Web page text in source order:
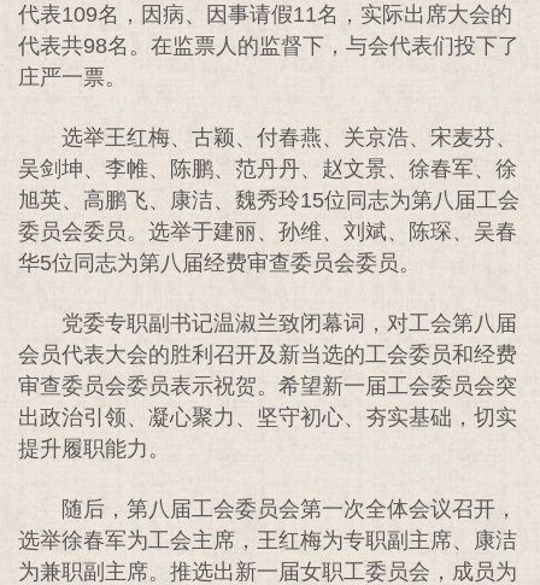
代表109名，因病、因事请假11名，实际出席大会的
代表共98名。在监票人的监督下，与会代表们投下了
庄严一票。
选举王红梅、古颖、付春燕、关京浩、宋麦芬、
吴剑坤、李帷、陈鹏、范丹丹、赵文景、徐春军、徐
旭英、高鹏飞、康洁、魏秀玲15位同志为第八届工会
委员会委员。选举于建丽、孙维、刘斌、陈琛、吴春
华5位同志为第八届经费审查委员会委员。
党委专职副书记温淑兰致闭幕词，对工会第八届
会员代表大会的胜利召开及新当选的工会委员和经费
审查委员会委员表示祝贺。希望新一届工会委员会突
出政治引领、凝心聚力、坚守初心、夯实基础，切实
提升履职能力。
随后，第八届工会委员会第一次全体会议召开，
选举徐春军为工会主席，王红梅为专职副主席、康洁
为兼职副主席。推选出新一届女职工委员会，成员为